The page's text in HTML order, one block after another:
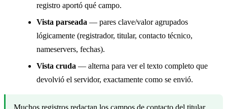
registro aportó qué campo.
Vista parseada — pares clave/valor agrupados
lógicamente (registrador, titular, contacto técnico,
nameservers, fechas).
Vista cruda — alterna para ver el texto completo que
devolvió el servidor, exactamente como se envió.
Muchos registros redactan los campos de contacto del titular